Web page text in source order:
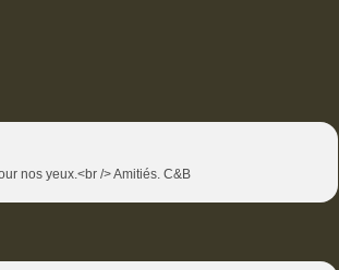
nos yeux.<br /> Amitiés. C&B